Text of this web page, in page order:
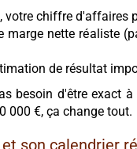
votre chiffre d'affaires
marge nette réaliste
de résultat
besoin d'être exact
000 €, ça change tout.